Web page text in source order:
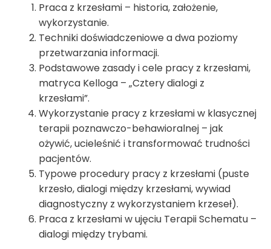
Praca z krzesłami – historia, założenie,
wykorzystanie.
Techniki doświadczeniowe a dwa poziomy
przetwarzania informacji.
Podstawowe zasady i cele pracy z krzesłami,
matryca Kelloga – „Cztery dialogi z
krzesłami”.
Wykorzystanie pracy z krzesłami w klasycznej
terapii poznawczo-behawioralnej – jak
ożywić, ucieleśnić i transformować trudności
pacjentów.
Typowe procedury pracy z krzesłami (puste
krzesło, dialogi między krzesłami, wywiad
diagnostyczny z wykorzystaniem krzeseł).
Praca z krzesłami w ujęciu Terapii Schematu –
dialogi między trybami.